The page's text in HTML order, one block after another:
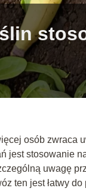
osób zwraca
jest stosowanie
uwagę
ten jest łatwy